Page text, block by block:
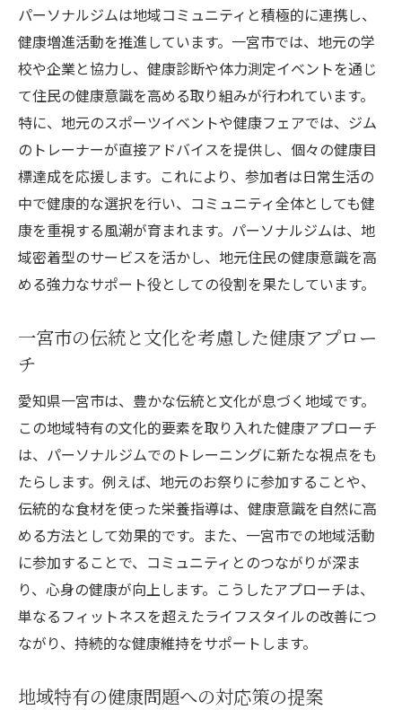
パーソナルジムは地域コミュニティと積極的に連携し、
健康増進活動を推進しています。一宮市では、地元の学
校や企業と協力し、健康診断や体力測定イベントを通じ
て住民の健康意識を高める取り組みが行われています。
特に、地元のスポーツイベントや健康フェアでは、ジム
のトレーナーが直接アドバイスを提供し、個々の健康目
標達成を応援します。これにより、参加者は日常生活の
中で健康的な選択を行い、コミュニティ全体としても健
康を重視する風潮が育まれます。パーソナルジムは、地
域密着型のサービスを活かし、地元住民の健康意識を高
める強力なサポート役としての役割を果たしています。
一宮市の伝統と文化を考慮した健康アプロー
チ
愛知県一宮市は、豊かな伝統と文化が息づく地域です。
この地域特有の文化的要素を取り入れた健康アプローチ
は、パーソナルジムでのトレーニングに新たな視点をも
たらします。例えば、地元のお祭りに参加することや、
伝統的な食材を使った栄養指導は、健康意識を自然に高
める方法として効果的です。また、一宮市での地域活動
に参加することで、コミュニティとのつながりが深ま
り、心身の健康が向上します。こうしたアプローチは、
単なるフィットネスを超えたライフスタイルの改善につ
ながり、持続的な健康維持をサポートします。
地域特有の健康問題への対応策の提案